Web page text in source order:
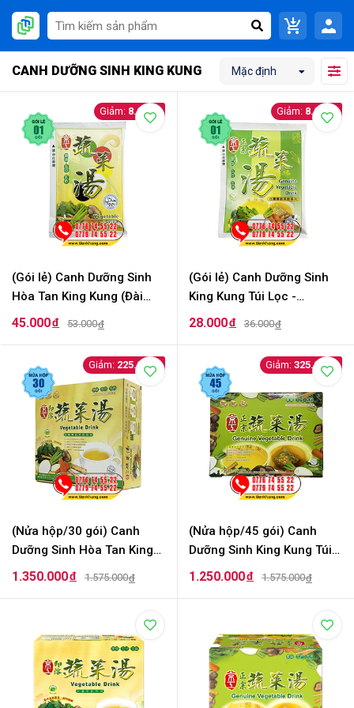
CANH DƯỠNG SINH KING KUNG Mặc định
8.000
(Gói lẻ) Canh Dưỡng Sinh
Hòa Tan King Kung (Đài
Loan) - Vegetable Drink
45.000đ 53.000đ
8.000
(Gói lẻ) Canh Dưỡng Sinh
King Kung Túi Lọc -
Genuine Vegetable Drink
28.000đ 36.000đ
225.000
(Nửa hộp/30 gói) Canh
Dưỡng Sinh Hòa Tan King
Kung (Đài Loan) -
1.350.000đ 1.575.000đ
325.000
(Nửa hộp/45 gói) Canh
Dưỡng Sinh King Kung Túi
Lọc - Genuine Vegetable
1.250.000đ 1.575.000đ